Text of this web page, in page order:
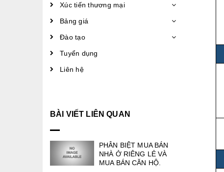
Xúc tiến thương mại
Bảng giá
Đào tạo
Tuyển dụng
Liên hệ
BÀI VIẾT LIÊN QUAN
PHÂN BIỆT MUA BÁN
NHÀ Ở RIÊNG LẺ VÀ
MUA BÁN CĂN HỘ.